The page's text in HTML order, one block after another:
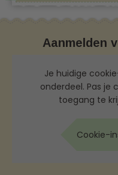
Aanmelden
Je huidige
onderdeel. Pas je
toegang te
Cookie-